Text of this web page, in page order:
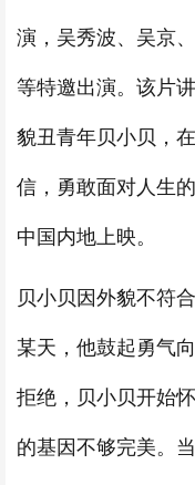
演，吴秀波、吴京
等特邀出演。该片
貌丑青年贝小贝，
信，勇敢面对人生
中国内地上映。
贝小贝因外貌不符
某天，他鼓起勇气
拒绝，贝小贝开始
的基因不够完美。